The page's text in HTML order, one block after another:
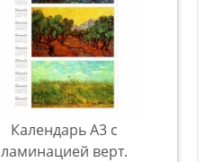
Календарь А3 с
ламинацией верт.